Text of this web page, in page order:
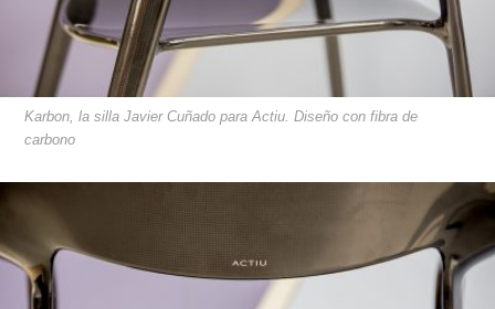
Karbon, la silla Javier Cuñado para Actiu. Diseño con fibra de
carbono